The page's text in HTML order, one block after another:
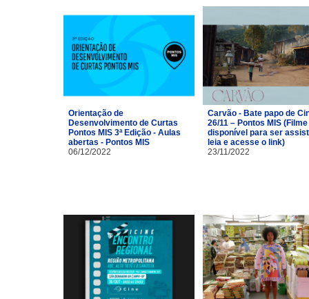
Orientação de
Desenvolvimento de Curtas
Pontos MIS 3ª Edição - Aulas
abertas - Pontos MIS
06/12/2022
Carvão - Bate papo de
26/11 – Pontos MIS (Filme
disponível para ser
leia e acesse o link)
23/11/2022